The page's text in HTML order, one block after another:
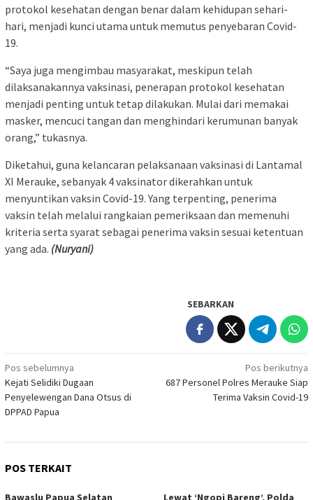
protokol kesehatan dengan benar dalam kehidupan sehari-
hari, menjadi kunci utama untuk memutus penyebaran Covid-
19.
“Saya juga mengimbau masyarakat, meskipun telah
dilaksanakannya vaksinasi, penerapan protokol kesehatan
menjadi penting untuk tetap dilakukan. Mulai dari memakai
masker, mencuci tangan dan menghindari kerumunan banyak
orang,” tukasnya.
Diketahui, guna kelancaran pelaksanaan vaksinasi di Lantamal
XI Merauke, sebanyak 4 vaksinator dikerahkan untuk
menyuntikan vaksin Covid-19. Yang terpenting, penerima
vaksin telah melalui rangkaian pemeriksaan dan memenuhi
kriteria serta syarat sebagai penerima vaksin sesuai ketentuan
yang ada. (Nuryani)
SEBARKAN
Navigasi
pos
Pos sebelumnya
Kejati Selidiki Dugaan
Penyelewengan Dana Otsus di
DPPAD Papua
Pos berikutnya
687 Personel Polres Merauke Siap
Terima Vaksin Covid-19
POS TERKAIT
Bawaslu Papua Selatan
Lewat ‘Ngopi Bareng’, Polda